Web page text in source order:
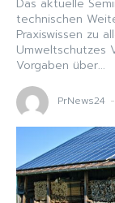
Das aktuelle
technischen
Praxiswissen zu
Umweltschutzes Von der Verschärfung gesetzlicher
Vorgaben über...
PrNews24 -